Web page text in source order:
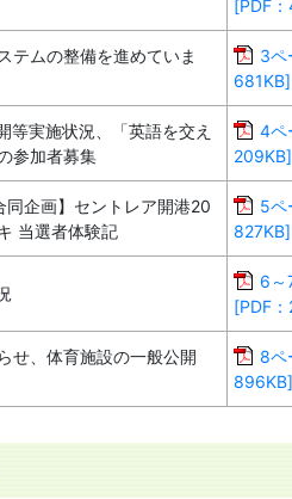
[PDF
テムの整備を進めていま
3ペ
681KB]
等実施状況、「英語を交え
参加者募集
4ペ
209KB]
同企画】セントレア開港20
当選者体験記
5ペ
827KB]
6～
[PDF
せ、体育施設の一般公開
8ペ
896KB]